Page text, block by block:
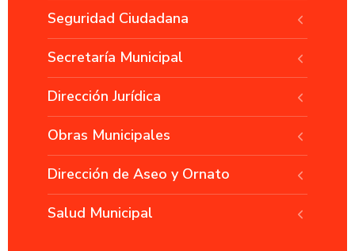
Seguridad Ciudadana
Secretaría Municipal
Dirección Jurídica
Obras Municipales
Dirección de Aseo y Ornato
Salud Municipal